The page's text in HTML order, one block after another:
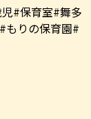
#保育室#舞多
もりの保育園#